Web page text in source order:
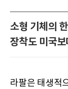
소형 기체의
장착도 미국
라팔은 태생적